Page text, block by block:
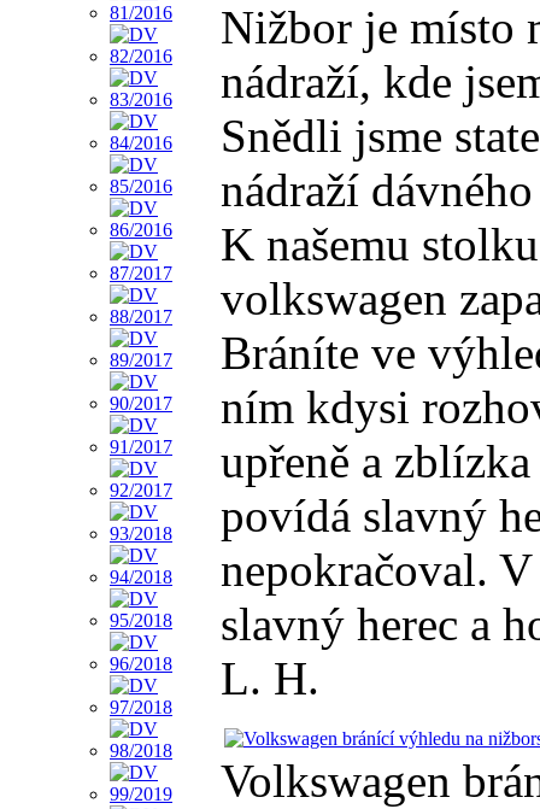
Nižbor je místo
nádraží, kde
Snědli jsme
nádraží
K našemu
volkswagen
Bráníte ve
ním kdysi
upřeně a
povídá slavný
nepokračoval.
slavný herec a
L. H.
Volkswagen